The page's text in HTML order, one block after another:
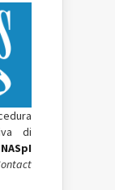
di
NASpI